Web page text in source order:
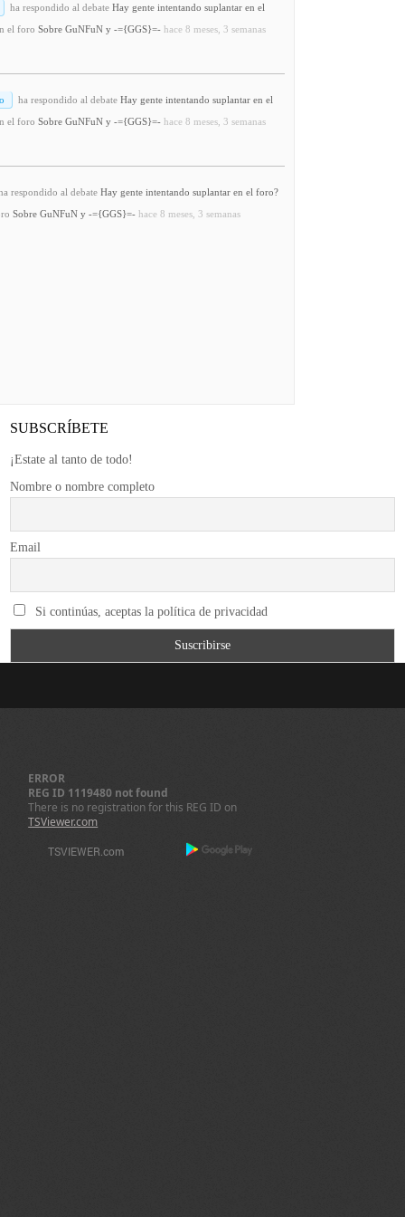
ha respondido al debate Hay gente intentando suplantar en el
el foro Sobre GuNFuN y -={GGS}=- hace 8 meses, 3 semanas
ha respondido al debate Hay gente intentando suplantar en el
el foro Sobre GuNFuN y -={GGS}=- hace 8 meses, 3 semanas
respondido al debate Hay gente intentando suplantar en el foro?
Sobre GuNFuN y -={GGS}=- hace 8 meses, 3 semanas
SUBSCRÍBETE
¡Estate al tanto de todo!
Nombre o nombre completo
Email
Si continúas, aceptas la política de privacidad
ERROR
REG ID 1119480 not found
There is no registration for this REG ID on
TSViewer.com